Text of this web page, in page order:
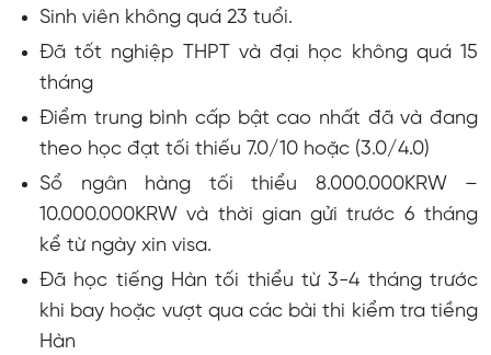
Sinh viên không quá 23 tuổi.
Đã tốt nghiệp THPT và đại học không quá 15
tháng
Điểm trung bình cấp bật cao nhất đã và đang
theo học đạt tối thiếu 7.0/10 hoặc (3.0/4.0)
Sổ ngân hàng tối thiểu 8.000.000KRW –
10.000.000KRW và thời gian gửi trước 6 tháng
kể từ ngày xin visa.
Đã học tiếng Hàn tối thiểu từ 3-4 tháng trước
khi bay hoặc vượt qua các bài thi kiểm tra tiềng
Hàn